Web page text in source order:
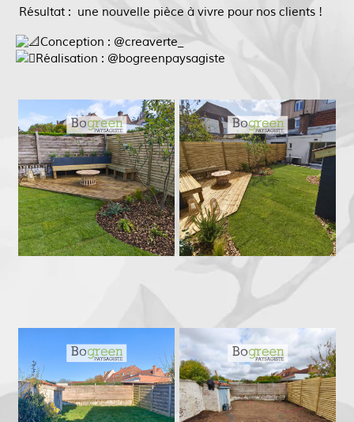
Résultat : une nouvelle pièce à vivre pour nos clients !
Conception : @creaverte_
Réalisation : @bogreenpaysagiste